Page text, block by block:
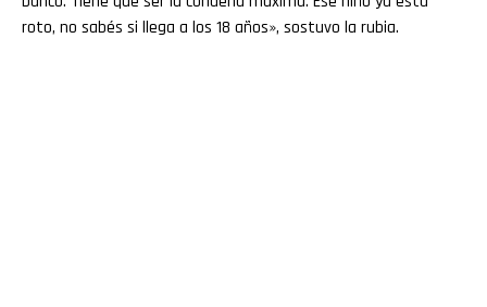
roto, no sabés si llega a los 18 años», sostuvo la rubia.